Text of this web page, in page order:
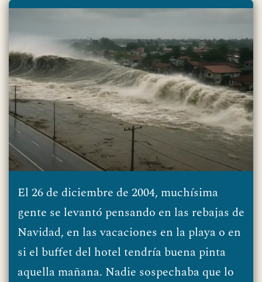
El 26 de diciembre de 2004, muchísima
gente se levantó pensando en las rebajas de
Navidad, en las vacaciones en la playa o en
si el buffet del hotel tendría buena pinta
aquella mañana. Nadie sospechaba que lo